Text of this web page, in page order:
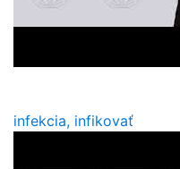
infekcia, infikovať